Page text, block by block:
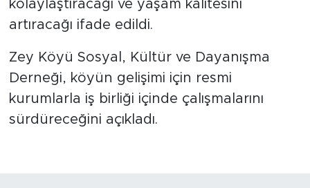
kolaylaştıracağı ve yaşam kalitesini
artıracağı ifade edildi.
Zey Köyü Sosyal, Kültür ve Dayanışma
Derneği, köyün gelişimi için resmi
kurumlarla iş birliği içinde çalışmalarını
sürdüreceğini açıkladı.